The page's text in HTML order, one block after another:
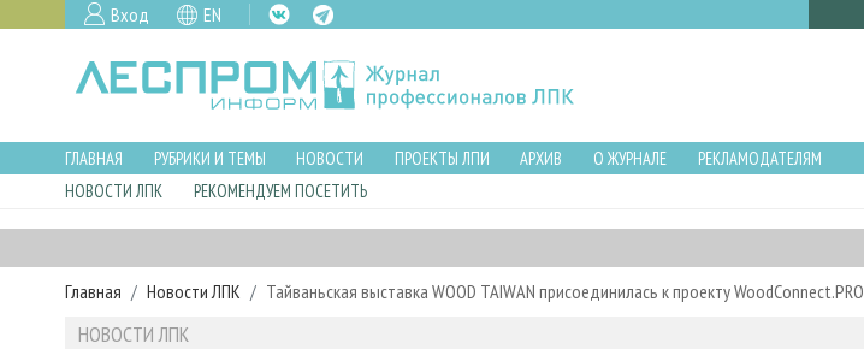
Вход EN
ГЛАВНАЯ РУБРИКИ И ТЕМЫ НОВОСТИ ПРОЕКТЫ ЛПИ АРХИВ О ЖУРНАЛЕ
РЕКЛАМОДАТЕЛЯМ
НОВОСТИ ЛПК
РЕКОМЕНДУЕМ ПОСЕТИТЬ
Главная Новости ЛПК Тайваньская выставка WOOD TAIWAN присоединилась к проекту WoodConnect.PRO
НОВОСТИ ЛПК